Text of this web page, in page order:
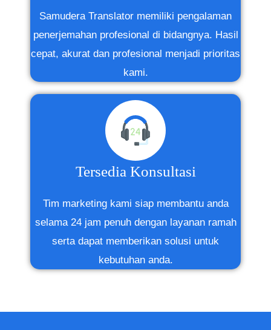
Samudera Translator memiliki pengalaman
penerjemahan profesional di bidangnya. Hasil
cepat, akurat dan profesional menjadi prioritas
kami.
Tersedia Konsultasi
Tim marketing kami siap membantu anda
selama 24 jam penuh dengan layanan ramah
serta dapat memberikan solusi untuk
kebutuhan anda.